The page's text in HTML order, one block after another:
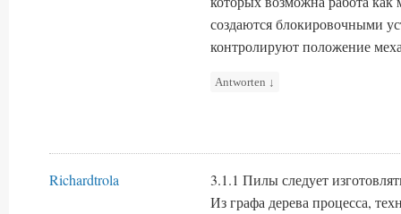
создаются блокировочными
контролируют положение
Antworten ↓
Richardtrola
3.1.1 Пилы следует
Из графа дерева процесса,